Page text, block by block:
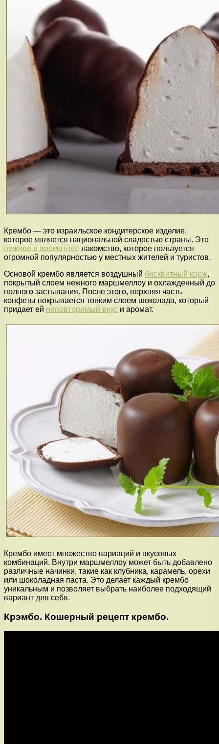
Крембо — это израильское кондитерское изделие,
которое является национальной сладостью страны. Это
нежное и ароматное лакомство, которое пользуется
огромной популярностью у местных жителей и туристов.
Основой крембо является воздушный бисквитный корж,
покрытый слоем нежного маршмеллоу и охлажденный до
полного застывания. После этого, верхняя часть
конфеты покрывается тонким слоем шоколада, который
придает ей неповторимый вкус и аромат.
Крембо имеет множество вариаций и вкусовых
комбинаций. Внутри маршмеллоу может быть добавлено
различные начинки, такие как клубника, карамель, орехи
или шоколадная паста. Это делает каждый крембо
уникальным и позволяет выбрать наиболее подходящий
вариант для себя.
Крэмбо. Кошерный рецепт крембо.